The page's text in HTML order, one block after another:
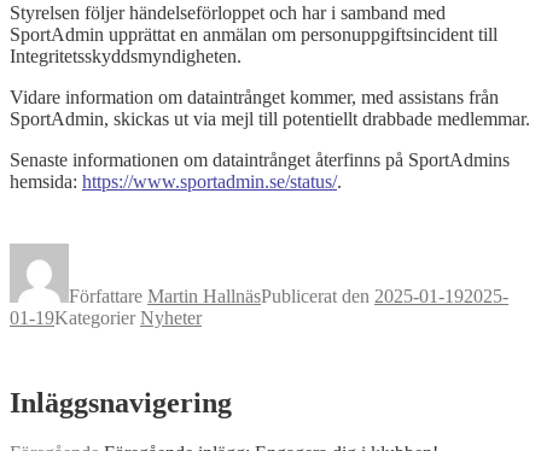
Styrelsen följer händelseförloppet och har i samband med
SportAdmin upprättat en anmälan om personuppgiftsincident till
Integritetsskyddsmyndigheten.
Vidare information om dataintrånget kommer, med assistans från
SportAdmin, skickas ut via mejl till potentiellt drabbade medlemmar.
Senaste informationen om dataintrånget återfinns på SportAdmins
hemsida: https://www.sportadmin.se/status/.
Författare Martin HallnäsPublicerat den 2025-01-192025-
01-19KategorierNyheter
Inläggsnavigering